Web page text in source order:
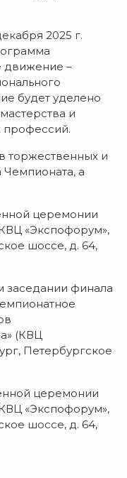
2025 г.
движение –
будет уделено
и
торжественных и
а
церемонии
«Экспофорум»,
шоссе, д. 64,
заседании финала
(КВЦ
Петербургское
церемонии
«Экспофорум»,
шоссе, д. 64,